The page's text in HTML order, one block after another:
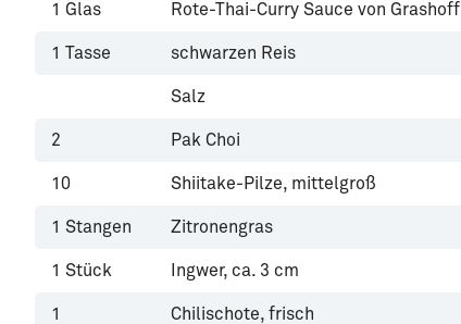
1 Glas Rote-Thai-Curry Sauce von Grashoff
1 Tasse schwarzen Reis
Salz
2 Pak Choi
10 Shiitake-Pilze, mittelgroß
1 Stangen Zitronengras
1 Stück Ingwer, ca. 3 cm
1 Chilischote, frisch